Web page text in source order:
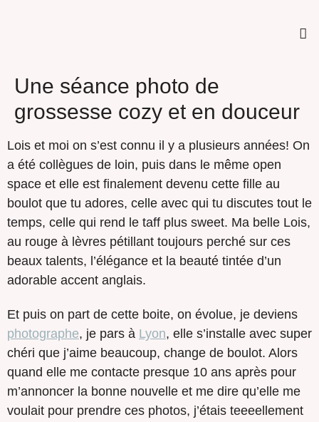
Une séance photo de
grossesse cozy et en douceur
Lois et moi on s’est connu il y a plusieurs années! On
a été collègues de loin, puis dans le même open
space et elle est finalement devenu cette fille au
boulot que tu adores, celle avec qui tu discutes tout le
temps, celle qui rend le taff plus sweet. Ma belle Lois,
au rouge à lèvres pétillant toujours perché sur ces
beaux talents, l’élégance et la beauté tintée d’un
adorable accent anglais.
Et puis on part de cette boite, on évolue, je deviens
photographe, je pars à Lyon, elle s’installe avec super
chéri que j’aime beaucoup, change de boulot. Alors
quand elle me contacte presque 10 ans après pour
m’annoncer la bonne nouvelle et me dire qu’elle me
voulait pour prendre ces photos, j’étais teeeellement